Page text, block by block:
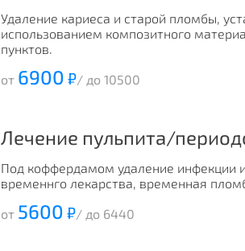
Удаление кариеса и старой пломбы,
использованием композитного
пунктов.
от 6900 ₽/ до 10500
Лечение пульпита/
Под коффердамом удаление инфекции
временнго лекарства, временная
от 5600 ₽/ до 6440